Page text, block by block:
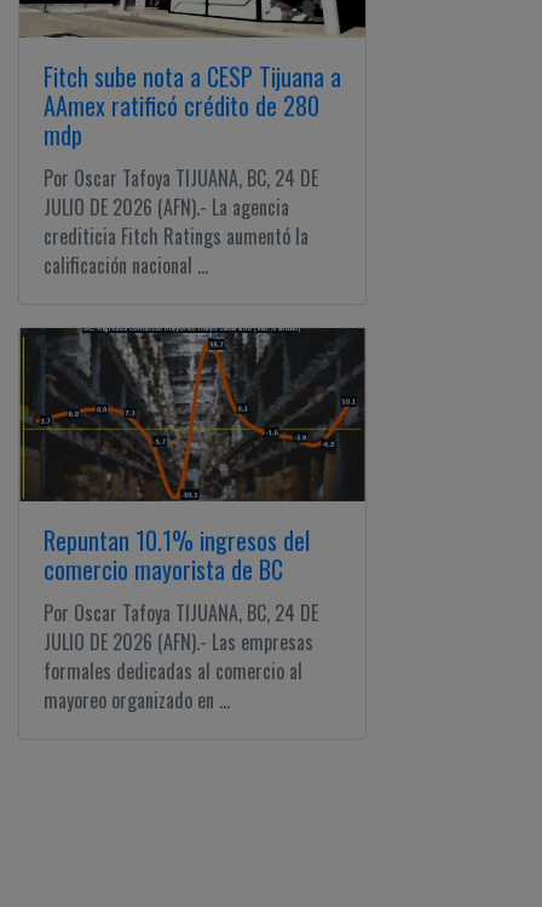
Fitch sube nota a CESP Tijuana a
AAmex ratificó crédito de 280
mdp
Por Oscar Tafoya TIJUANA, BC, 24 DE
JULIO DE 2026 (AFN).- La agencia
crediticia Fitch Ratings aumentó la
calificación nacional ...
Repuntan 10.1% ingresos del
comercio mayorista de BC
Por Oscar Tafoya TIJUANA, BC, 24 DE
JULIO DE 2026 (AFN).- Las empresas
formales dedicadas al comercio al
mayoreo organizado en ...